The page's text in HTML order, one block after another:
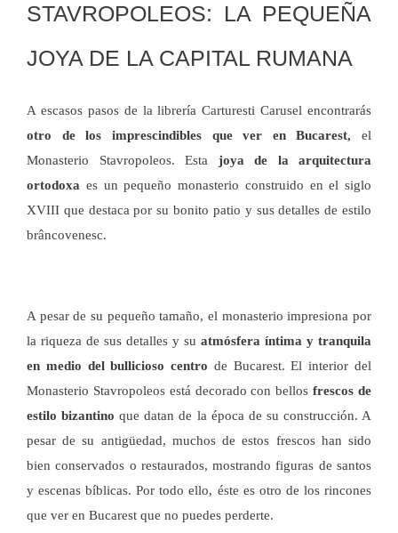
STAVROPOLEOS: LA PEQUEÑA
JOYA DE LA CAPITAL RUMANA
A escasos pasos de la librería Carturesti Carusel encontrarás
otro de los imprescindibles
que ver en Bucarest, el
Monasterio Stavropoleos. Esta joya de la arquitectura
ortodoxa es un pequeño monasterio construido en el siglo
XVIII que destaca por su bonito patio y sus detalles de estilo
brâncovenesc.
A pesar de su pequeño tamaño, el monasterio impresiona por
la riqueza de sus detalles y su atmósfera íntima y tranquila
en medio del bullicioso centro de Bucarest. El interior del
Monasterio Stavropoleos está decorado con bellosfrescos de
estilo bizantino que datan de la época de su construcción. A
pesar de su antigüedad, muchos de estos frescos han sido
bien conservados o restaurados, mostrando figuras de santos
y escenas bíblicas. Por todo ello, éste es otro de los rincones
que ver en Bucarest que no puedes perderte.